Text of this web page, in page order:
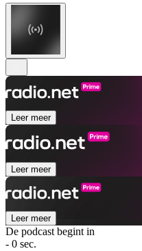
Leer meer
Leer meer
Leer meer
De podcast begint in
- 0 sec.